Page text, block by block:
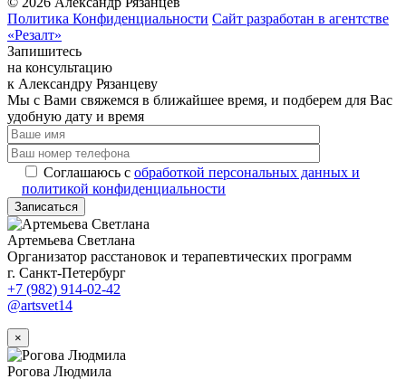
Политика Конфиденциальности Сайт разработан в агентстве
«Резалт»
Запишитесь
на консультацию
к Александру Рязанцеву
Мы с Вами свяжемся в ближайшее время, и подберем для Вас
удобную дату и время
Соглашаюсь с обработкой персональных данных и
политикой конфиденциальности
Записаться
Артемьева Светлана
Организатор расстановок и терапевтических программ
г. Санкт-Петербург
+7 (982) 914-02-42
@artsvet14
×
Рогова Людмила